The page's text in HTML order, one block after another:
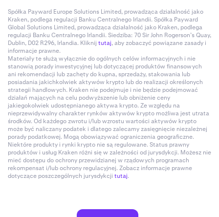
Spółka Payward Europe Solutions Limited, prowadząca działalność jako
Kraken, podlega regulacji Banku Centralnego Irlandii. Spółka Payward
Global Solutions Limited, prowadząca działalność jako Kraken, podlega
regulacji Banku Centralnego Irlandii. Siedziba: 70 Sir John Rogerson’s Quay,
Dublin, D02 R296, Irlandia. Kliknij tutaj, aby zobaczyć powiązane zasady i
informacje prawne.
Materiały te służą wyłącznie do ogólnych celów informacyjnych i nie
stanowią porady inwestycyjnej lub dotyczącej produktów finansowych
ani rekomendacji lub zachęty do kupna, sprzedaży, stakowania lub
posiadania jakichkolwiek aktywów krypto lub do realizacji określonych
strategii handlowych. Kraken nie podejmuje i nie będzie podejmować
działań mających na celu podwyższenie lub obniżenie ceny
jakiegokolwiek udostępnianego aktywa krypto. Ze względu na
nieprzewidywalny charakter rynków aktywów krypto możliwa jest utrata
środków. Od każdego zwrotu i/lub wzrostu wartości aktywów krypto
może być naliczany podatek i dlatego zalecamy zasięgnięcie niezależnej
porady podatkowej. Mogą obowiązywać ograniczenia geograficzne.
Niektóre produkty i rynki krypto nie są regulowane. Status prawny
produktów i usług Kraken różni się w zależności od jurysdykcji. Możesz nie
mieć dostępu do ochrony przewidzianej w rządowych programach
rekompensat i/lub ochrony regulacyjnej. Zobacz informacje prawne
dotyczące poszczególnych jurysdykcji tutaj.